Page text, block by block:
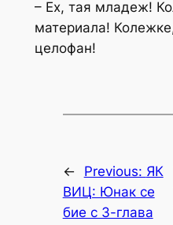
– Ех, тая младеж!
материала!
целофан!
← Previous: ЯК
ВИЦ: Юнак се
бие с 3-глава